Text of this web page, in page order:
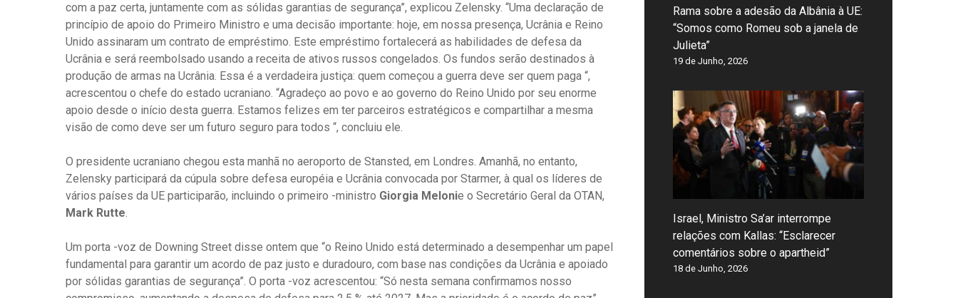
com a paz certa, juntamente com as sólidas garantias de segurança”, explicou Zelensky. “Uma declaração de
princípio de apoio do Primeiro Ministro e uma decisão importante: hoje, em nossa presença, Ucrânia e Reino
Unido assinaram um contrato de empréstimo. Este empréstimo fortalecerá as habilidades de defesa da
Ucrânia e será reembolsado usando a receita de ativos russos congelados. Os fundos serão destinados à
produção de armas na Ucrânia. Essa é a verdadeira justiça: quem começou a guerra deve ser quem paga “,
acrescentou o chefe do estado ucraniano. “Agradeço ao povo e ao governo do Reino Unido por seu enorme
apoio desde o início desta guerra. Estamos felizes em ter parceiros estratégicos e compartilhar a mesma
visão de como deve ser um futuro seguro para todos “, concluiu ele.
O presidente ucraniano chegou esta manhã no aeroporto de Stansted, em Londres. Amanhã, no entanto,
Zelensky participará da cúpula sobre defesa européia e Ucrânia convocada por Starmer, à qual os líderes de
vários países da UE participarão, incluindo o primeiro -ministro Giorgia Melonie o Secretário Geral da OTAN,
Mark Rutte.
Um porta -voz de Downing Street disse ontem que “o Reino Unido está determinado a desempenhar um papel
fundamental para garantir um acordo de paz justo e duradouro, com base nas condições da Ucrânia e apoiado
por sólidas garantias de segurança”. O porta -voz acrescentou: “Só nesta semana confirmamos nosso
Rama sobre a adesão da Albânia à UE:
“Somos como Romeu sob a janela de
Julieta”
19 de Junho, 2026
Israel, Ministro Sa’ar interrompe
relações com Kallas: “Esclarecer
comentários sobre o apartheid”
18 de Junho, 2026